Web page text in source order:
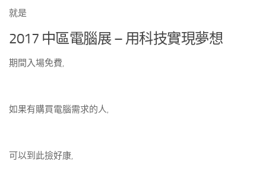
就是
2017 中區電腦展 – 用科技實現夢想
期間入場免費,
如果有購買電腦需求的人,
可以到此撿好康,